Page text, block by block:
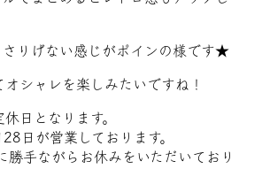
さりげない感じがポインの様です★
シャレを楽しみたいですね！
日となります。
日が営業しております。
勝手ながらお休みをいただいており